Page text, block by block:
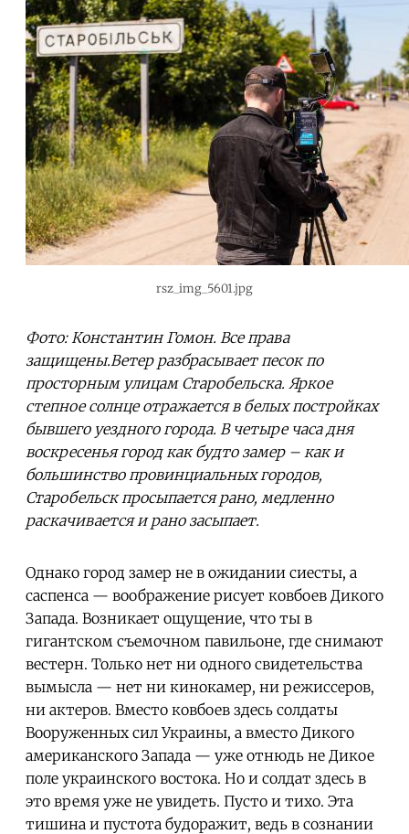
rsz_img_5601.jpg
Фото: Константин Гомон. Все права
защищены.Ветер разбрасывает песок по
просторным улицам Старобельска. Яркое
степное солнце отражается в белых постройках
бывшего уездного города. В четыре часа дня
воскресенья город как будто замер – как и
большинство провинциальных городов,
Старобельск просыпается рано, медленно
раскачивается и рано засыпает.
Однако город замер не в ожидании сиесты, а
саспенса — воображение рисует ковбоев Дикого
Запада. Возникает ощущение, что ты в
гигантском съемочном павильоне, где снимают
вестерн. Только нет ни одного свидетельства
вымысла — нет ни кинокамер, ни режиссеров,
ни актеров. Вместо ковбоев здесь солдаты
Вооруженных сил Украины, а вместо Дикого
американского Запада — уже отнюдь не Дикое
поле украинского востока. Но и солдат здесь в
это время уже не увидеть. Пусто и тихо. Эта
тишина и пустота будоражит, ведь в сознании